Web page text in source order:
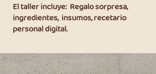
El taller incluye: Regalo sorpresa,
ingredientes, insumos, recetario
personal digital.